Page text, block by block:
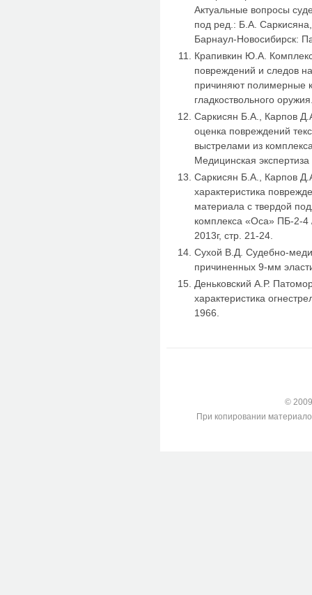
Актуальные вопросы
под ред.: Б.А.
Барнаул-Новосибирск:
Крапивкин Ю.А.
повреждений и следов
причиняют полимерные
гладкоствольного
Саркисян Б.А., Карпов
оценка повреждений
выстрелами из
Медицинская
Саркисян Б.А., Карпов
характеристика
материала с твердой
комплекса «Оса» ПБ-2-
2013г, стр. 21-24.
Сухой В.Д. Судебно-
причиненных 9-мм
Деньковский А.Р.
характеристика
1966.
©
При копировании